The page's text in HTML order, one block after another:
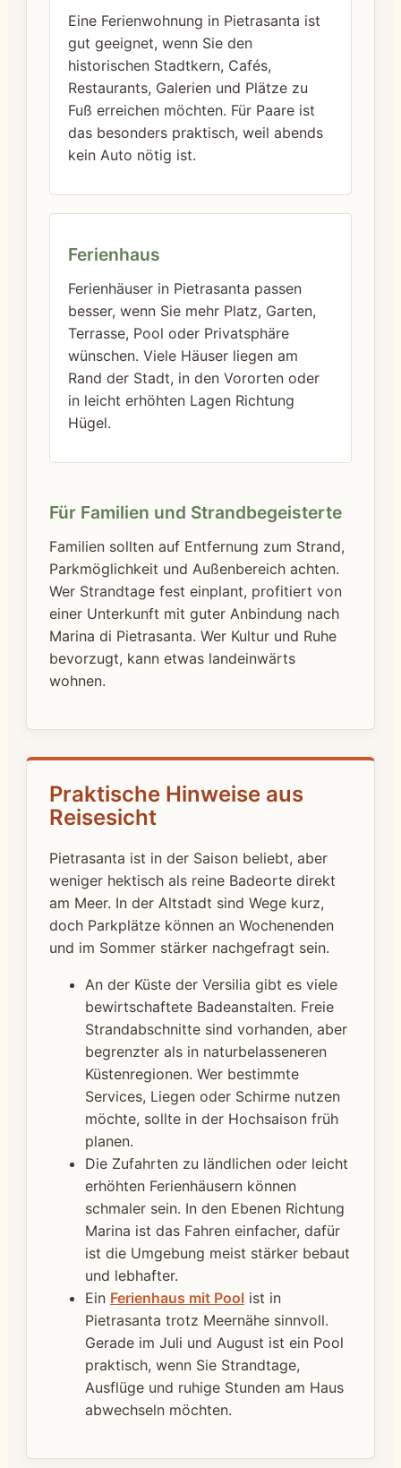
Eine Ferienwohnung in Pietrasanta ist
gut geeignet, wenn Sie den
historischen Stadtkern, Cafés,
Restaurants, Galerien und Plätze zu
Fuß erreichen möchten. Für Paare ist
das besonders praktisch, weil abends
kein Auto nötig ist.
Ferienhaus
Ferienhäuser in Pietrasanta passen
besser, wenn Sie mehr Platz, Garten,
Terrasse, Pool oder Privatsphäre
wünschen. Viele Häuser liegen am
Rand der Stadt, in den Vororten oder
in leicht erhöhten Lagen Richtung
Hügel.
Für Familien und Strandbegeisterte
Familien sollten auf Entfernung zum Strand,
Parkmöglichkeit und Außenbereich achten.
Wer Strandtage fest einplant, profitiert von
einer Unterkunft mit guter Anbindung nach
Marina di Pietrasanta. Wer Kultur und Ruhe
bevorzugt, kann etwas landeinwärts
wohnen.
Praktische Hinweise aus
Reisesicht
Pietrasanta ist in der Saison beliebt, aber
weniger hektisch als reine Badeorte direkt
am Meer. In der Altstadt sind Wege kurz,
doch Parkplätze können an Wochenenden
und im Sommer stärker nachgefragt sein.
An der Küste der Versilia gibt es viele
bewirtschaftete Badeanstalten. Freie
Strandabschnitte sind vorhanden, aber
begrenzter als in naturbelasseneren
Küstenregionen. Wer bestimmte
Services, Liegen oder Schirme nutzen
möchte, sollte in der Hochsaison früh
planen.
Die Zufahrten zu ländlichen oder leicht
erhöhten Ferienhäusern können
schmaler sein. In den Ebenen Richtung
Marina ist das Fahren einfacher, dafür
ist die Umgebung meist stärker bebaut
und lebhafter.
Ein Ferienhaus mit Pool ist in
Pietrasanta trotz Meernähe sinnvoll.
Gerade im Juli und August ist ein Pool
praktisch, wenn Sie Strandtage,
Ausflüge und ruhige Stunden am Haus
abwechseln möchten.